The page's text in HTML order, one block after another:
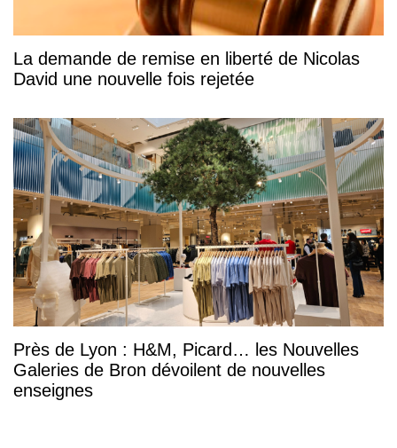
La demande de remise en liberté de Nicolas
David une nouvelle fois rejetée
Près de Lyon : H&M, Picard… les Nouvelles
Galeries de Bron dévoilent de nouvelles
enseignes